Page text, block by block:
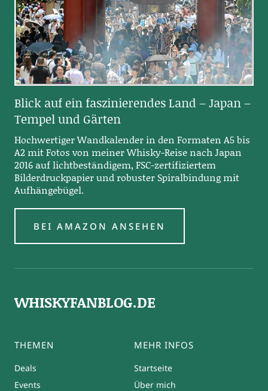
Blick auf ein faszinierendes Land – Japan –
Tempel und Gärten
Hochwertiger Wandkalender in den Formaten A5 bis
A2 mit Fotos von meiner Whisky-Reise nach Japan
2016 auf lichtbeständigem, FSC-zertifiziertem
Bilderdruckpapier und robuster Spiralbindung mit
Aufhängebügel.
BEI AMAZON ANSEHEN
WHISKYFANBLOG.DE
THEMEN
Deals
Events
MEHR INFOS
Startseite
Über mich